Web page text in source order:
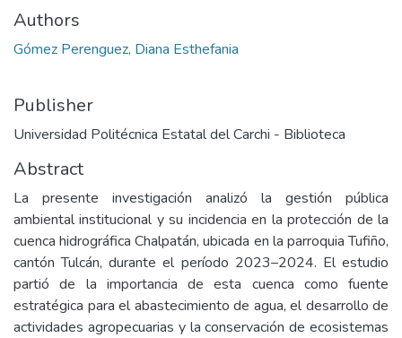
Authors
Gómez Perenguez, Diana Esthefania
Publisher
Universidad Politécnica Estatal del Carchi - Biblioteca
Abstract
La presente investigación analizó la gestión pública
ambiental institucional y su incidencia en la protección de la
cuenca hidrográfica Chalpatán, ubicada en la parroquia Tufiño,
cantón Tulcán, durante el período 2023–2024. El estudio
partió de la importancia de esta cuenca como fuente
estratégica para el abastecimiento de agua, el desarrollo de
actividades agropecuarias y la conservación de ecosistemas